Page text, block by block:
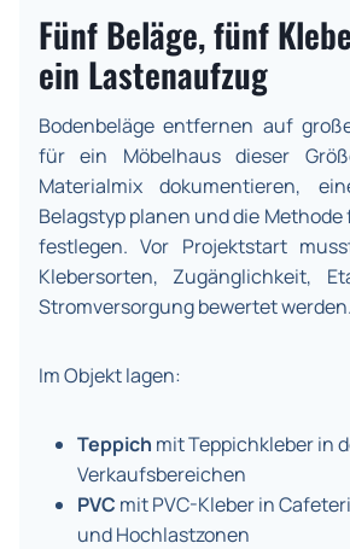
Fünf Beläge, fünf
ein Lastenaufzug
Bodenbeläge entfernen auf
für ein Möbelhaus dieser
Materialmix dokumentieren,
Belagstyp planen und die
festlegen. Vor Projektstart
Klebersorten, Zugänglichkeit,
Stromversorgung bewertet werden.
Im Objekt lagen:
Teppich mit Teppichkleber in
Verkaufsbereichen
PVC mit PVC-Kleber in
und Hochlastzonen